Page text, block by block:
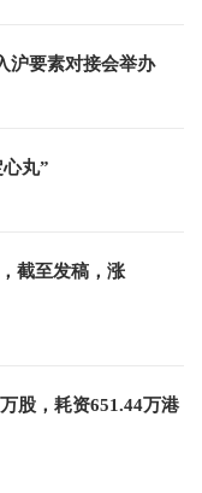
沪要素对接会举办
丸”
截至发稿，涨
股，耗资651.44万港